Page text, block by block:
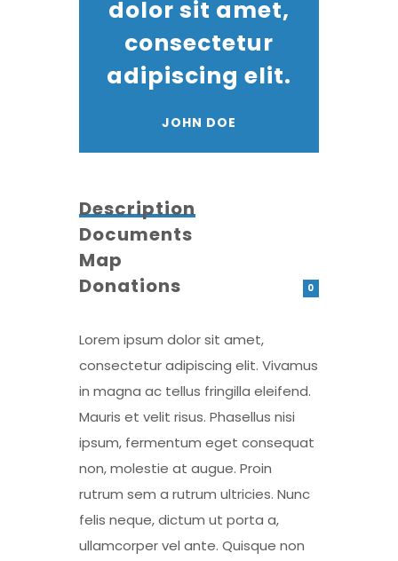
dolor sit amet,
consectetur
adipiscing elit.
JOHN DOE
Description
Documents
Map
Donations
0
Lorem ipsum dolor sit amet,
consectetur adipiscing elit. Vivamus
in magna ac tellus fringilla eleifend.
Mauris et velit risus. Phasellus nisi
ipsum, fermentum eget consequat
non, molestie at augue. Proin
rutrum sem a rutrum ultricies. Nunc
felis neque, dictum ut porta a,
ullamcorper vel ante. Quisque non